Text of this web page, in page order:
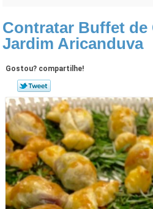
Contratar Buffet de
Jardim Aricanduva
Gostou? compartilhe!